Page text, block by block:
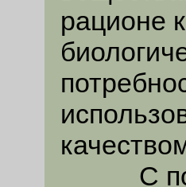
рационе
С